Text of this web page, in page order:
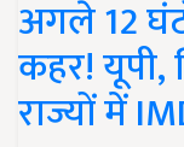
अगले 12
कहर! यूपी,
राज्यों में